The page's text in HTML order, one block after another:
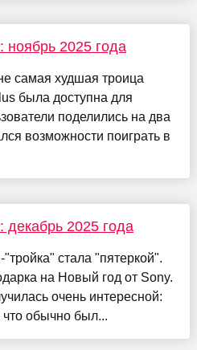
ноябрь 2025 года
самая худшая троица
была доступна для
поделились на два
возможности поиграть в
2025 года
стала "пятеркой".
на Новый год от Sony.
очень интересной:
что обычно был...